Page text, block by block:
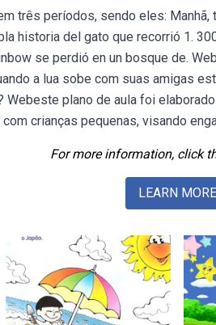
três períodos, sendo eles:
historia del gato que recorrió 1.
se perdió en un bosque de.
a lua sobe com suas amigas
Webeste plano de aula foi
crianças pequenas, visando
For more information, click
LEARN MORE